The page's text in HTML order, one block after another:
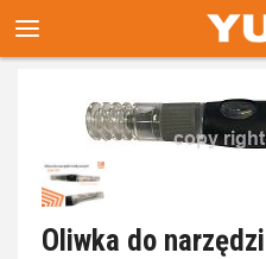
Oliwka do narzędzi